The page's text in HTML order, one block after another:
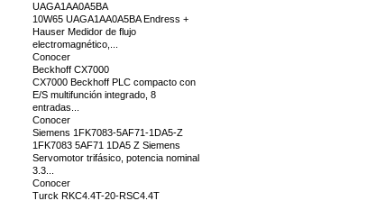
UAGA1AA0A5BA
10W65 UAGA1AA0A5BA Endress +
Hauser Medidor de flujo
electromagnético,...
Conocer
Beckhoff CX7000
CX7000 Beckhoff PLC compacto con
E/S multifunción integrado, 8
entradas...
Conocer
Siemens 1FK7083-5AF71-1DA5-Z
1FK7083 5AF71 1DA5 Z Siemens
Servomotor trifásico, potencia nominal
3.3...
Conocer
Turck RKC4.4T-20-RSC4.4T